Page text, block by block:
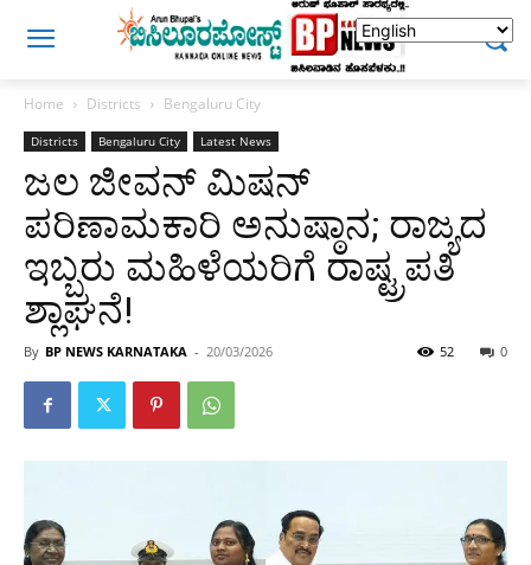
Home Districts Bengaluru City
Districts Bengaluru City Latest News
ಜಲ ಜೀವನ್ ಮಿಷನ್
ಪರಿಣಾಮಕಾರಿ ಅನುಷ್ಠಾನ; ರಾಜ್ಯದ
ಇಬ್ಬರು ಮಹಿಳೆಯರಿಗೆ ರಾಷ್ಟ್ರಪತಿ
ಶ್ಲಾಘನೆ!
By BP NEWS KARNATAKA - 20/03/2026 0
52